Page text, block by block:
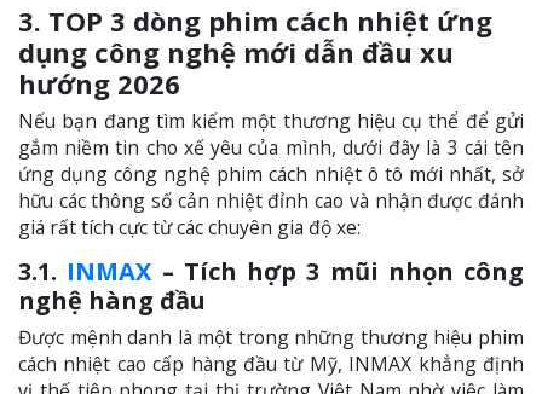
3. TOP 3 dòng phim cách nhiệt ứng
dụng công nghệ mới dẫn đầu xu
hướng 2026
Nếu bạn đang tìm kiếm một thương hiệu cụ thể để gửi
gắm niềm tin cho xế yêu của mình, dưới đây là 3 cái tên
ứng dụng công nghệ phim cách nhiệt ô tô mới nhất, sở
hữu các thông số cản nhiệt đỉnh cao và nhận được đánh
giá rất tích cực từ các chuyên gia độ xe:
3.1. INMAX – Tích hợp 3 mũi nhọn công
nghệ hàng đầu
Được mệnh danh là một trong những thương hiệu phim
cách nhiệt cao cấp hàng đầu từ Mỹ, INMAX khẳng định